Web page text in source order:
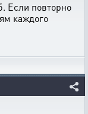
Если повторно
каждого